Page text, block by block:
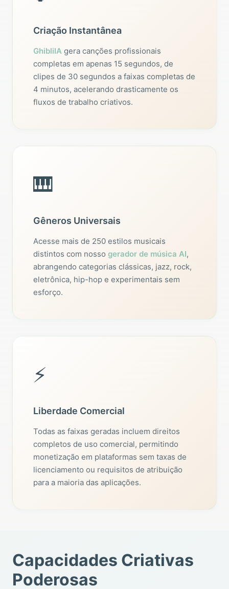
Criação Instantânea
GhibliIA gera canções profissionais
completas em apenas 15 segundos, de
clipes de 30 segundos a faixas completas de
4 minutos, acelerando drasticamente os
fluxos de trabalho criativos.
🎹
Gêneros Universais
Acesse mais de 250 estilos musicais
distintos com nosso gerador de música AI,
abrangendo categorias clássicas, jazz, rock,
eletrônica, hip-hop e experimentais sem
esforço.
⚡
Liberdade Comercial
Todas as faixas geradas incluem direitos
completos de uso comercial, permitindo
monetização em plataformas sem taxas de
licenciamento ou requisitos de atribuição
para a maioria das aplicações.
Capacidades Criativas
Poderosas